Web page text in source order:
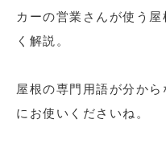
カーの営業さんが使う
く解説。
屋根の専門用語が分か
にお使いくださいね。